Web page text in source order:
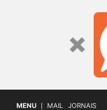
MENU MAIL JORNAIS